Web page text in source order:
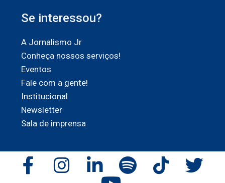
Se interessou?
A Jornalismo Jr
Conheça nossos serviços!
Eventos
Fale com a gente!
Institucional
Newsletter
Sala de imprensa